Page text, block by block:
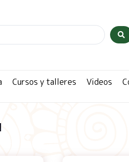
Cursos y talleres Videos